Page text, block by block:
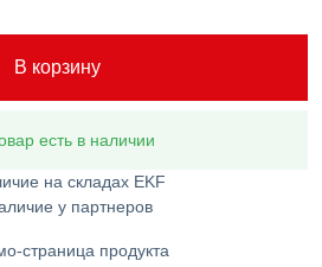
В корзину
есть в наличии
на складах EKF
у партнеров
страница продукта